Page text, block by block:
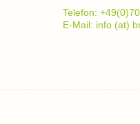
Telefon:
E-Mail: info (at)